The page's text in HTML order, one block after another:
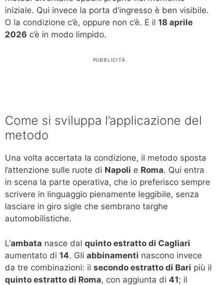
iniziale. Qui invece la porta d’ingresso è ben visibile.
O la condizione c’è, oppure non c’è. E il 18 aprile
2026 c’è in modo limpido.
PUBBLICITÀ
Come si sviluppa l’applicazione del
metodo
Una volta accertata la condizione, il metodo sposta
l’attenzione sulle ruote di Napoli e Roma. Qui entra
in scena la parte operativa, che io preferisco sempre
scrivere in linguaggio pienamente leggibile, senza
lasciare in giro sigle che sembrano targhe
automobilistiche.
L’ambata nasce dal quinto estratto di Cagliari
aumentato di 14. Gli abbinamenti nascono invece
da tre combinazioni: il secondo estratto di Bari più il
quinto estratto di Roma, con aggiunta di 41; il